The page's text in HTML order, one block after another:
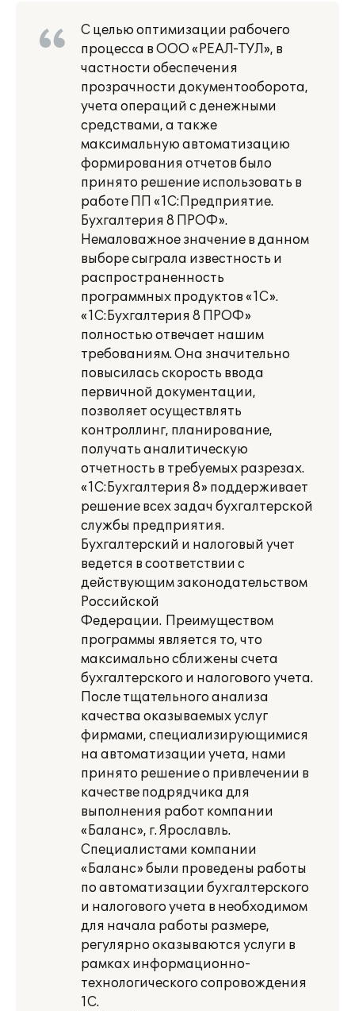
С целью оптимизации рабочего
процесса в ООО «РЕАЛ-ТУЛ», в
частности обеспечения
прозрачности документооборота,
учета операций с денежными
средствами, а также
максимальную автоматизацию
формирования отчетов было
принято решение использовать в
работе ПП «1С:Предприятие.
Бухгалтерия 8 ПРОФ».
Немаловажное значение в данном
выборе сыграла известность и
распространенность
программных продуктов «1С».
«1С:Бухгалтерия 8 ПРОФ»
полностью отвечает нашим
требованиям. Она значительно
повысилась скорость ввода
первичной документации,
позволяет осуществлять
контроллинг, планирование,
получать аналитическую
отчетность в требуемых разрезах.
«1С:Бухгалтерия 8» поддерживает
решение всех задач бухгалтерской
службы предприятия.
Бухгалтерский и налоговый учет
ведется в соответствии с
действующим законодательством
Российской
Федерации. Преимуществом
программы является то, что
максимально сближены счета
бухгалтерского и налогового учета.
После тщательного анализа
качества оказываемых услуг
фирмами, специализирующимися
на автоматизации учета, нами
принято решение о привлечении в
качестве подрядчика для
выполнения работ компании
«Баланс», г. Ярославль.
Специалистами компании
«Баланс» были проведены работы
по автоматизации бухгалтерского
и налогового учета в необходимом
для начала работы размере,
регулярно оказываются услуги в
рамках информационно-
технологического сопровождения
1С.